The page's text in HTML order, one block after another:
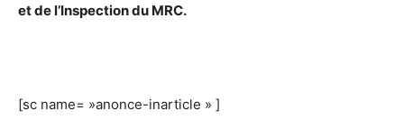
et de l’Inspection du MRC.
[sc name= »anonce-inarticle » ]